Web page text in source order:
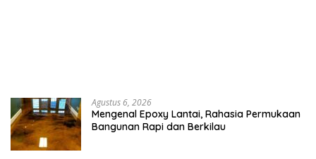
Agustus 6, 2026
Mengenal Epoxy Lantai, Rahasia Permukaan
Bangunan Rapi dan Berkilau